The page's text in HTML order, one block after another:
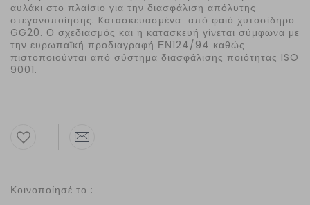
αυλάκι στο πλαίσιο για την διασφάλιση απόλυτης
στεγανοποίησης. Kατασκευασμένα από φαιό χυτοσίδηρο
GG20. Ο σχεδιασμός και η κατασκευή γίνεται σύμφωνα με
την ευρωπαϊκή προδιαγραφή ΕΝ124/94 καθώς
πιστοποιούνται από σύστημα διασφάλισης ποιότητας ISO
9001.
Κοινοποίησέ το :